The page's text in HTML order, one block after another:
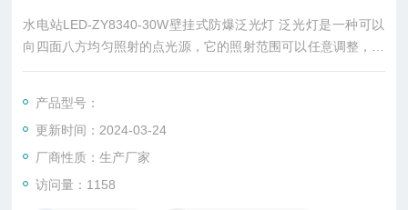
水电站LED-ZY8340-30W壁挂式防爆泛光灯 泛光灯是一种可以
向四面八方均匀照射的点光源，它的照射范围可以任意调整，在
场景中表现为一个正八面体的图示。是为了防止点燃周围性混合
灯具。
产品型号：
更新时间：2024-03-24
厂商性质：生产厂家
访问量：1158